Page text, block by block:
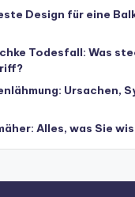
Design für eine
Todesfall: Was
Ursachen,
Alles, was Sie